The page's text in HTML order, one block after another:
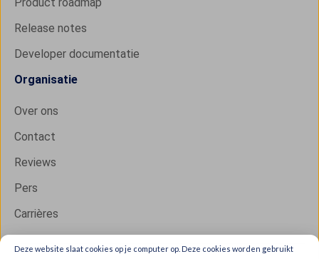
Deze website slaat cookies op je computer op. Deze cookies worden gebruikt
Release notes
Developer documentatie
Organisatie
Over ons
Contact
Reviews
Pers
Carrières